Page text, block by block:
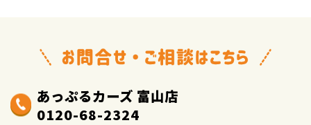
あっぷるカーズ 富山店
0120-68-2324